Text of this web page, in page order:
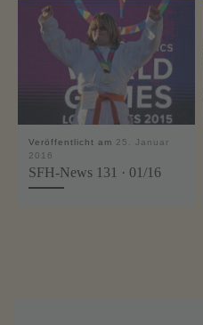
Veröffentlicht am 25. Januar
2016
SFH-News 131 · 01/16